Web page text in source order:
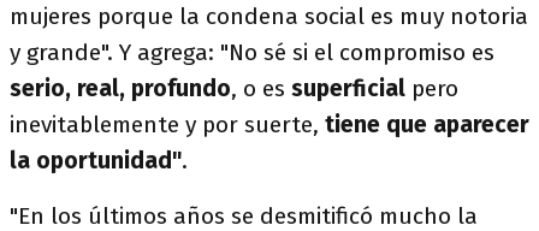
mujeres porque la condena social es muy notoria
y grande". Y agrega: "No sé si el compromiso es
serio, real, profundo, o es superficial pero
inevitablemente y por suerte, tiene que aparecer
la oportunidad".
"En los últimos años se desmitificó mucho la